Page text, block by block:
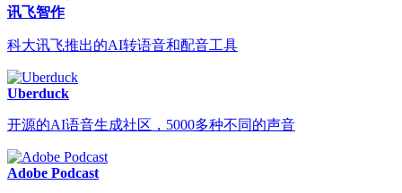
讯飞智作
科大讯飞推出的AI转语音和配音工具
Uberduck
开源的AI语音生成社区，5000多种不同的声音
Adobe Podcast